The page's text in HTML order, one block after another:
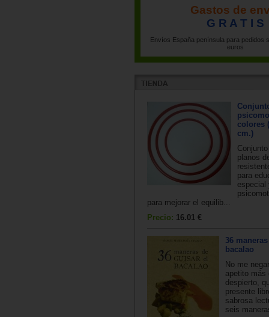
Gastos de
G R A T I S
Envíos España península para pedidos
euros
colores
cm.)
planos
para
especial
para mejorar el equilib...
Precio: 16.01 €
36
bacalao
No me
apetito más
despierto,
presente
sabrosa
seis